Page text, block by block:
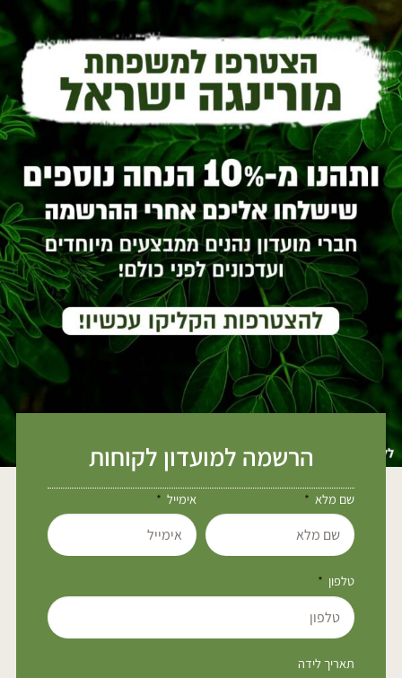
הרשמה למועדון לקוחות
שם מלא אימייל
טלפון
תאריך לידה